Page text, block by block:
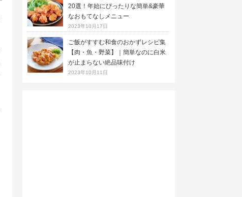
20選！年始にぴったりな簡単&豪華
なおもてなしメニュー
2023年10月17日
ご飯がすすむ和食のおかずレシピ集
【肉・魚・野菜】｜簡単なのに白米
が止まらない絶品味付け
2023年10月11日